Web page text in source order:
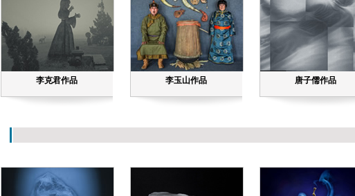
李克君作品 李玉山作品 唐子儒作品